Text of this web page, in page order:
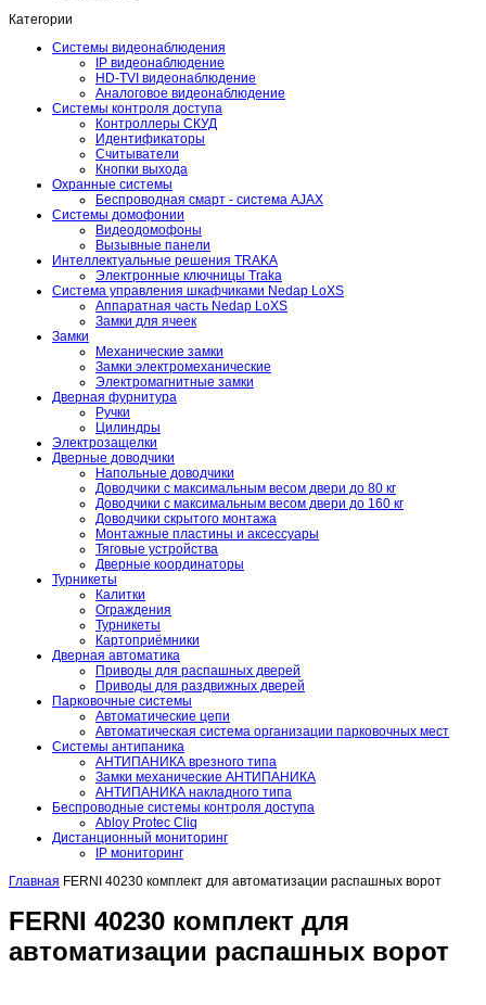
Категории
Системы видеонаблюдения
IP видеонаблюдение
HD-TVI видеонаблюдение
Аналоговое видеонаблюдение
Системы контроля доступа
Контроллеры СКУД
Идентификаторы
Считыватели
Кнопки выхода
Охранные системы
Беспроводная смарт - система AJAX
Системы домофонии
Видеодомофоны
Вызывные панели
Интеллектуальные решения TRAKA
Электронные ключницы Traka
Система управления шкафчиками Nedap LoXS
Аппаратная часть Nedap LoXS
Замки для ячеек
Замки
Механические замки
Замки электромеханические
Электромагнитные замки
Дверная фурнитура
Ручки
Цилиндры
Электрозащелки
Дверные доводчики
Напольные доводчики
Доводчики с максимальным весом двери до 80 кг
Доводчики с максимальным весом двери до 160 кг
Доводчики скрытого монтажа
Монтажные пластины и аксессуары
Тяговые устройства
Дверные координаторы
Турникеты
Калитки
Ограждения
Турникеты
Картоприёмники
Дверная автоматика
Приводы для распашных дверей
Приводы для раздвижных дверей
Парковочные системы
Автоматические цепи
Автоматическая система организации парковочных мест
Системы антипаника
АНТИПАНИКА врезного типа
Замки механические АНТИПАНИКА
АНТИПАНИКА накладного типа
Беспроводные системы контроля доступа
Abloy Protec Cliq
Дистанционный мониторинг
IP мониторинг
Главная FERNI 40230 комплект для автоматизации распашных ворот
FERNI 40230 комплект для
автоматизации распашных ворот